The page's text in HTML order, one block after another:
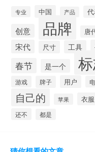
专业 中国 产品
创意 品牌 唐
宋代 尺寸 工具
春节 是一个
游戏 牌子 用户
自己的 苹果 衣服
还不 都是